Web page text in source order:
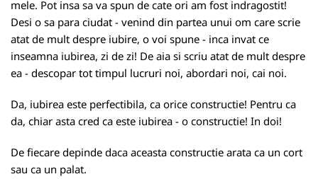
mele. Pot insa sa va spun de cate ori am fost indragostit!
Desi o sa para ciudat - venind din partea unui om care scrie
atat de mult despre iubire, o voi spune - inca invat ce
inseamna iubirea, zi de zi! De aia si scriu atat de mult despre
ea - descopar tot timpul lucruri noi, abordari noi, cai noi.
Da, iubirea este perfectibila, ca orice constructie! Pentru ca
da, chiar asta cred ca este iubirea - o constructie! In doi!
De fiecare depinde daca aceasta constructie arata ca un cort
sau ca un palat.